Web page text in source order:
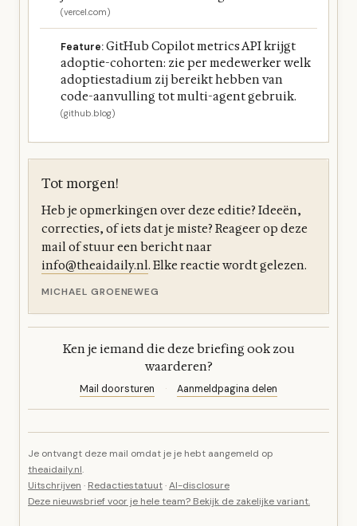
(vercel.com)
Feature:GitHub Copilot metrics API krijgt
adoptie-cohorten: zie per medewerker welk
adoptiestadium zij bereikt hebben van
code-aanvulling tot multi-agent gebruik.
(github.blog)
Tot morgen!
Heb je opmerkingen over deze editie? Ideeën,
correcties, of iets dat je miste? Reageer op deze
mail of stuur een bericht naar
info@theaidaily.nl. Elke reactie wordt gelezen.
MICHAEL GROENEWEG
Ken je iemand die deze briefing ook zou
waarderen?
Mail doorsturen · Aanmeldpagina delen
Je ontvangt deze mail omdat je je hebt aangemeld op
theaidaily.nl.
Uitschrijven · Redactiestatuut·AI-disclosure
Deze nieuwsbrief voor je hele team? Bekijk de zakelijke variant.